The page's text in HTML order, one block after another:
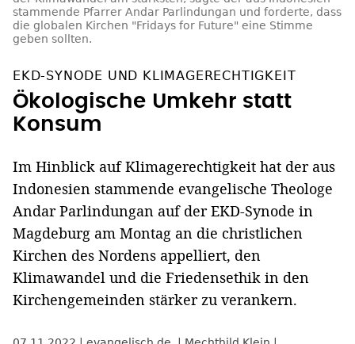
stammende Pfarrer Andar Parlindungan und forderte, dass
die globalen Kirchen "Fridays for Future" eine Stimme
geben sollten.
EKD-SYNODE UND KLIMAGERECHTIGKEIT
Ökologische Umkehr statt
Konsum
Im Hinblick auf Klimagerechtigkeit hat der aus
Indonesien stammende evangelische Theologe
Andar Parlindungan auf der EKD-Synode in
Magdeburg am Montag an die christlichen
Kirchen des Nordens appelliert, den
Klimawandel und die Friedensethik in den
Kirchengemeinden stärker zu verankern.